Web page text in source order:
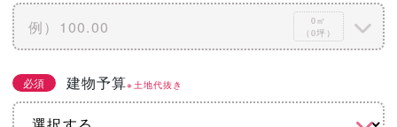
0㎡
（0坪）
必須 建物予算※土地代抜き